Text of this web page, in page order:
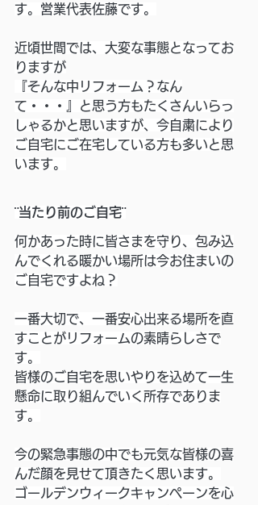
す。営業代表佐藤です。
近頃世間では、大変な事態となってお
りますが
『そんな中リフォーム？なん
て・・・』と思う方もたくさんいらっ
しゃるかと思いますが、今自粛により
ご自宅にご在宅している方も多いと思
います。
¨当たり前のご自宅¨
何かあった時に皆さまを守り、包み込
んでくれる暖かい場所は今お住まいの
ご自宅ですよね？
一番大切で、一番安心出来る場所を直
すことがリフォームの素晴らしさで
す。
皆様のご自宅を思いやりを込めて一生
懸命に取り組んでいく所存でありま
す。
今の緊急事態の中でも元気な皆様の喜
んだ顔を見せて頂きたく思います。
ゴールデンウィークキャンペーンを心